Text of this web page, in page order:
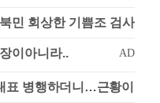
민 회상한 기쁨조 검사
표 병행하더니…근황이